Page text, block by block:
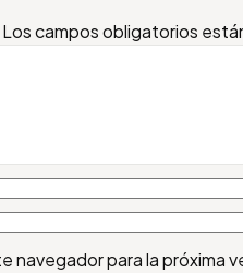
Los campos obligatorios
navegador para la próxima